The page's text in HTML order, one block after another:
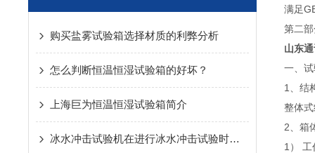
购买盐雾试验箱选择材质的利弊分析
怎么判断恒温恒湿试验箱的好坏？
上海巨为恒温恒湿试验箱简介
冰水冲击试验机在进行冰水冲击试验时有什么要领
满足
第二
山东
一、
1、结
整体
2、箱
1） 工